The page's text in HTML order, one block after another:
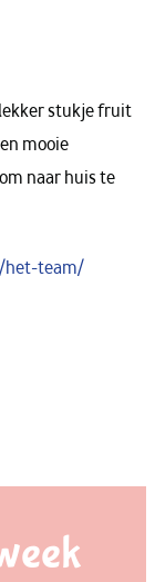
stukje fruit
mooie
naar huis te
het-team/